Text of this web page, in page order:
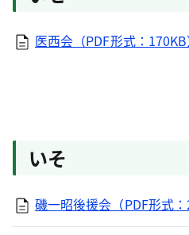
医西会（PDF形式：170KB
いそ
磯一昭後援会（PDF形式：